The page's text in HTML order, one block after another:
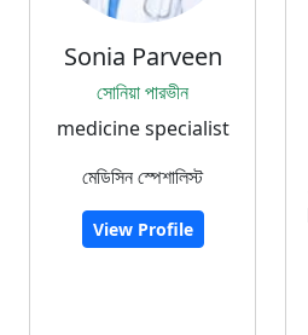
Sonia Parveen
সোনিয়া পারভীন
medicine specialist
মেডিসিন স্পেশালিস্ট
View Profile